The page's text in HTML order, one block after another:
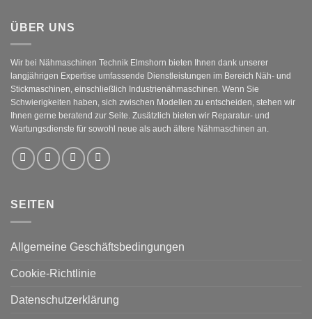
ÜBER UNS
Wir bei Nähmaschinen Technik Elmshorn bieten Ihnen dank unserer
langjährigen Expertise umfassende Dienstleistungen im Bereich Näh- und
Stickmaschinen, einschließlich Industrienähmaschinen. Wenn Sie
Schwierigkeiten haben, sich zwischen Modellen zu entscheiden, stehen wir
Ihnen gerne beratend zur Seite. Zusätzlich bieten wir Reparatur- und
Wartungsdienste für sowohl neue als auch ältere Nähmaschinen an.
SEITEN
Allgemeine Geschäftsbedingungen
Cookie-Richtlinie
Datenschutzerklärung